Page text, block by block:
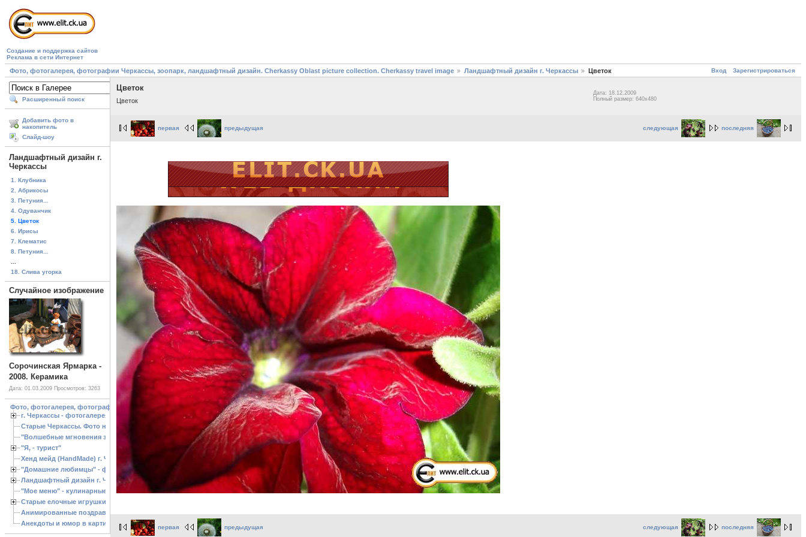
Создание и поддержка сайтов
Реклама в сети Интернет
Вход
Зарегистрироваться
Фото, фотогалерея, фотографии Черкассы, зоопарк, ландшафтный дизайн. Cherkassy Oblast picture collection. Cherkassy travel image Ландшафтный дизайн г. Черкассы Цветок
Расширенный поиск
Добавить фото в
накопитель
Слайд-шоу
Ландшафтный дизайн г.
Черкассы
1. Клубника
2. Абрикосы
3. Петуния...
4. Одуванчик
5. Цветок
6. Ирисы
7. Клематис
8. Петуния...
18. Слива угорка
Случайное изображение
Сорочинская Ярмарка -
2008. Керамика
Дата: 01.03.2009 Просмотров: 3263
Фото, фотогалерея, фотографии Черкассы, зоопарк, ландшафтный дизайн. Cherkassy Oblast picture collection. Cherkassy travel image
г. Черкассы - фотогалерея
Старые Черкассы. Фото начало ХХ ст.
"Волшебные мгновения зимы"
"Я, - турист"
Хенд мейд (HandMade) г. Черкассы, - изделия ручной работы
"Домашние любимцы" - фото
Ландшафтный дизайн г. Черкассы
"Мое меню" - кулинарные рецепты
Старые елочные игрушки
Анимированные поздравления с Новым 2013 годом
Анекдоты и юмор в картинках
Цветок
Цветок
Дата: 18.12.2009
Полный размер: 640x480
следующая последняя
первая предыдущая
следующая последняя
первая предыдущая